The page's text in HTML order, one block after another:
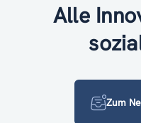
Alle
Zum